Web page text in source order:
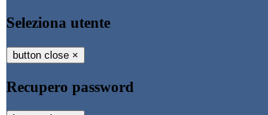
Seleziona utente
button close ×
Recupero password